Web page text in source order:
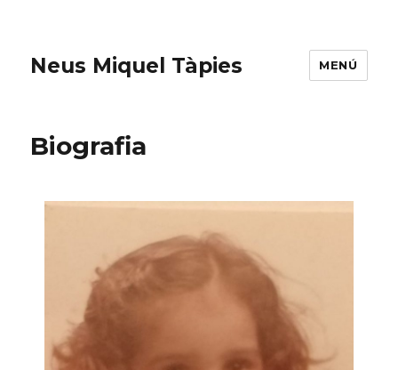
Neus Miquel Tàpies MENÚ
Biografia